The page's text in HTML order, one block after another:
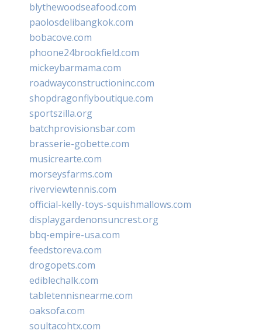
blythewoodseafood.com
paolosdelibangkok.com
bobacove.com
phoone24brookfield.com
mickeybarmama.com
roadwayconstructioninc.com
shopdragonflyboutique.com
sportszilla.org
batchprovisionsbar.com
brasserie-gobette.com
musicrearte.com
morseysfarms.com
riverviewtennis.com
official-kelly-toys-squishmallows.com
displaygardenonsuncrest.org
bbq-empire-usa.com
feedstoreva.com
drogopets.com
ediblechalk.com
tabletennisnearme.com
oaksofa.com
soultacohtx.com